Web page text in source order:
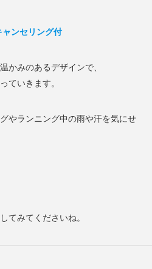
ンセリング付
かみのあるデザインで、
ていきます。
やランニング中の雨や汗を気にせ
てみてくださいね。